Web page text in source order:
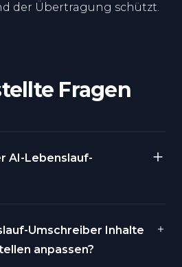
der Übertragung schützt.
Fragen
AI-Lebenslauf-
Umschreiber Inhalte
anpassen?